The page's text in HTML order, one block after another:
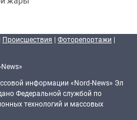
Происшествия | Фоторепортажи |
информации «Nord-News» Эл
Федеральной службой по
технологий и массовых